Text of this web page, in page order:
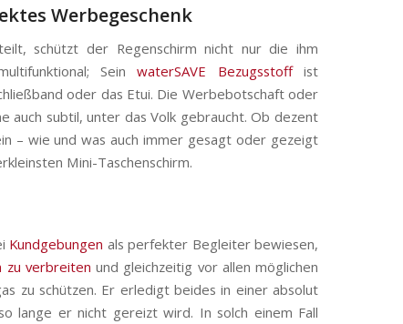
Werbegeschenk
schützt der Regenschirm nicht nur die ihm
SeinwaterSAVE Bezugsstoffist
oder das Etui. Die Werbebotschaft oder
auch subtil, unter das Volk gebraucht. Ob dezent
– wie und was auch immer gesagt oder gezeigt
Mini-Taschenschirm.
Kundgebungen als perfekter Begleiter bewiesen,
zu verbreiten und gleichzeitig vor allen möglichen
zu schützen. Er erledigt beides in einer absolut
lange er nicht gereizt wird. In solch einem Fall